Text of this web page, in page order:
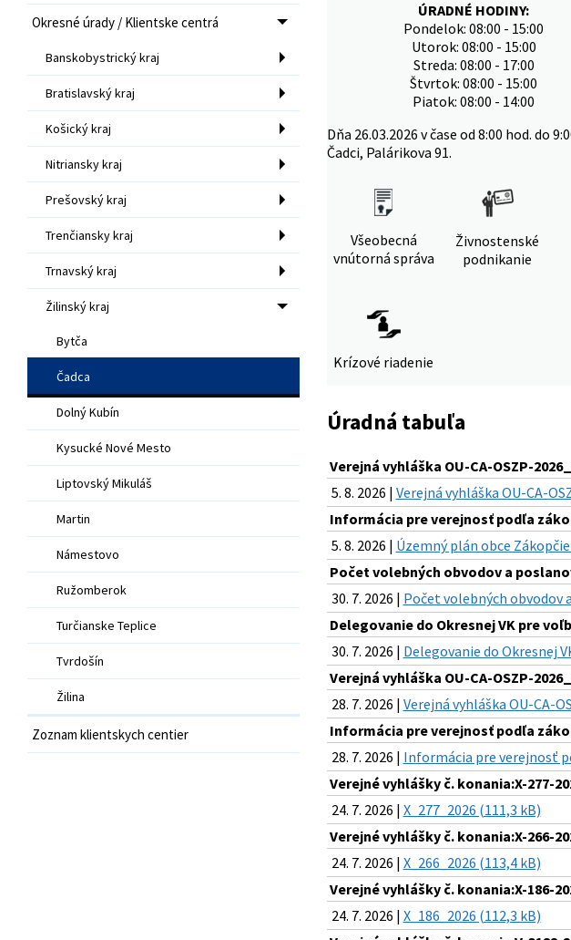
Okresné úrady / Klientske centrá
Banskobystrický kraj
Bratislavský kraj
Košický kraj
Nitriansky kraj
Prešovský kraj
Trenčiansky kraj
Trnavský kraj
Žilinský kraj
Bytča
Čadca
Dolný Kubín
Kysucké Nové Mesto
Liptovský Mikuláš
Martin
Námestovo
Ružomberok
Turčianske Teplice
Tvrdošín
Žilina
Zoznam klientskych centier
ÚRADNÉ HODINY:
Pondelok: 08:00 - 15:00
Utorok: 08:00 - 15:00
Streda: 08:00 - 17:00
Štvrtok: 08:00 - 15:00
Piatok: 08:00 - 14:00
Dňa 26.03.2026 v čase od 8:00 hod. do
Čadci, Palárikova 91.
Všeobecná
vnútorná správa
Živnostenské
podnikanie
Krízové riadenie
Úradná tabuľa
Verejná vyhláška OU-CA-OSZP-
5. 8. 2026 | Verejná vyhláška OU-CA-
Informácia pre verejnosť podľa
5. 8. 2026 | Územný plán obce
Počet volebných obvodov a
30. 7. 2026 | Počet volebných obvodov
Delegovanie do Okresnej VK pre
30. 7. 2026 | Delegovanie do Okresnej
Verejná vyhláška OU-CA-OSZP-
28. 7. 2026 | Verejná vyhláška OU-CA-
Informácia pre verejnosť podľa
28. 7. 2026 | Informácia pre verejnosť
Verejné vyhlášky č. konania:X-277-
24. 7. 2026 | X_277_2026 (111,3 kB)
Verejné vyhlášky č. konania:X-266-
24. 7. 2026 | X_266_2026 (113,4 kB)
Verejné vyhlášky č. konania:X-186-
24. 7. 2026 | X_186_2026 (112,3 kB)